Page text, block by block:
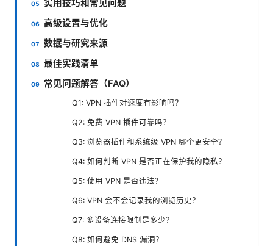
实用技巧和常见问题
高级设置与优化
数据与研究来源
最佳实践清单
常见问题解答（FAQ）
Q1: VPN 插件对速度有影响吗？
Q2: 免费 VPN 插件可靠吗？
Q3: 浏览器插件和系统级 VPN 哪个更安全？
Q4: 如何判断 VPN 是否正在保护我的隐私？
Q5: 使用 VPN 是否违法？
Q6: VPN 会不会记录我的浏览历史？
Q7: 多设备连接限制是多少？
Q8: 如何避免 DNS 漏洞？